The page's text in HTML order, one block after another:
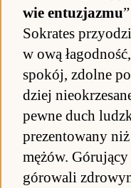
wie en­tu­zja­zmu
So­krates
w ową
spo­kój, zdolne
dziej
pewne duch
pre­zen­to­wany
mężów.
góro­wali